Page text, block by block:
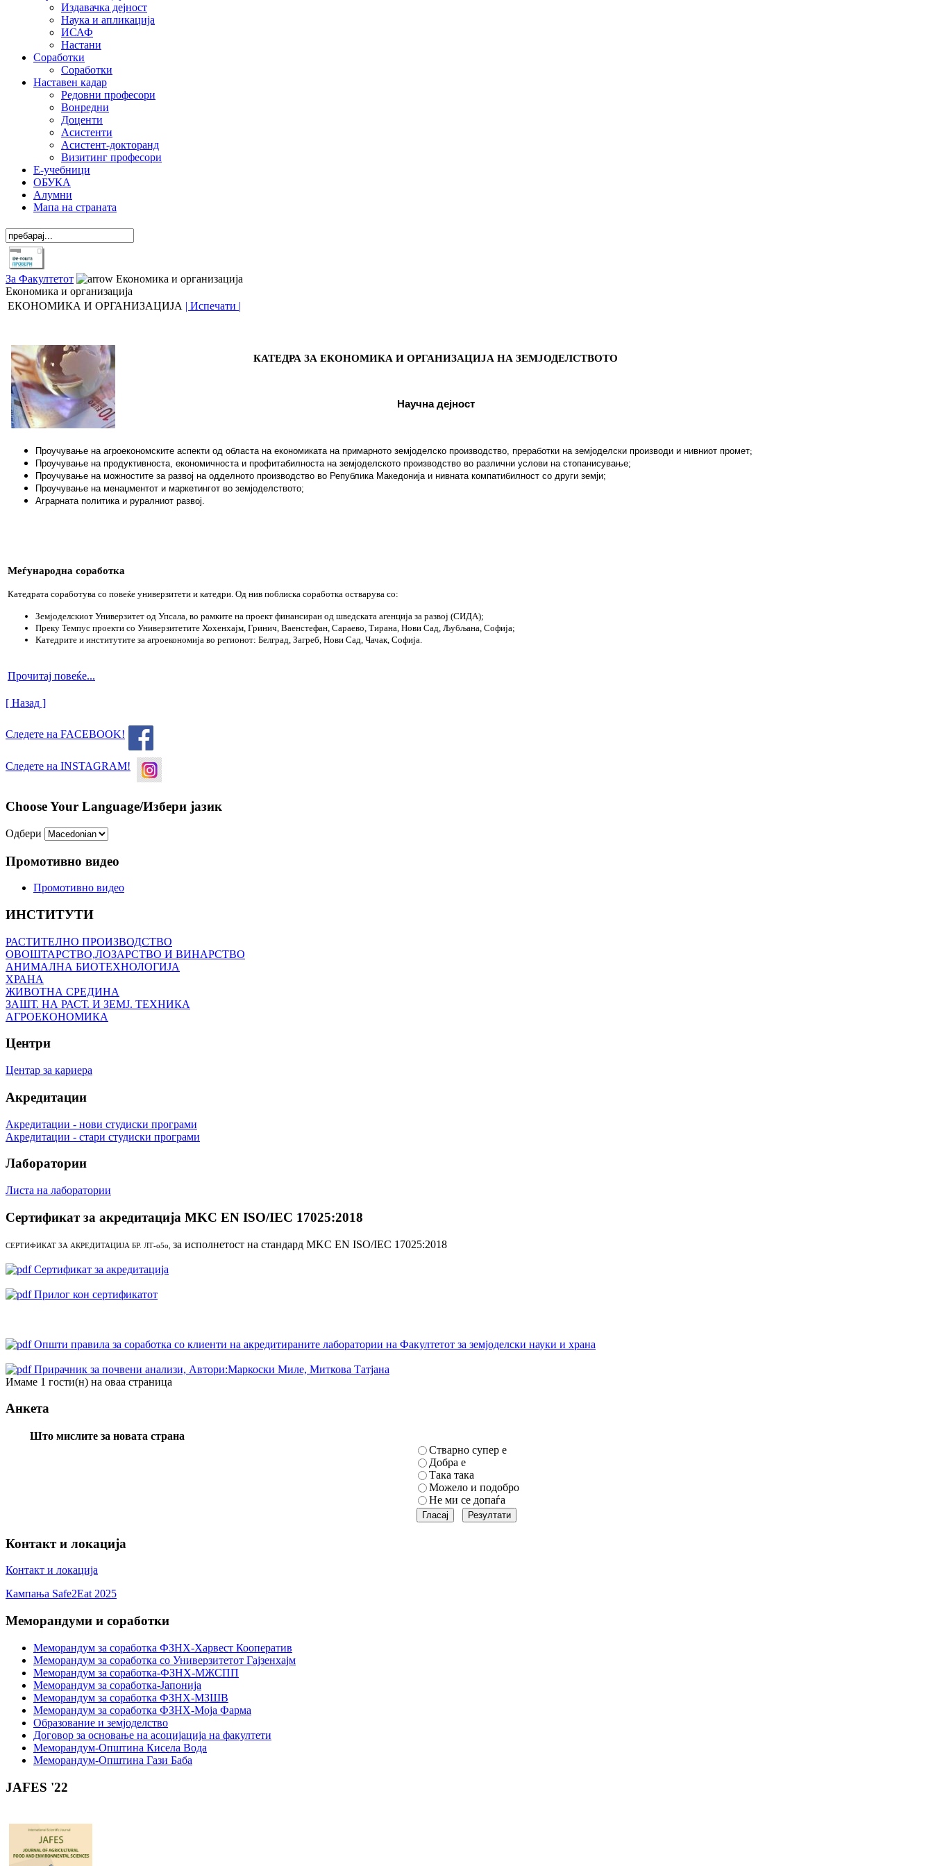
Издавачка дејност
Наука и апликација
ИСАФ
Настани
Соработки
Соработки
Наставен кадар
Редовни професори
Вонредни
Доценти
Асистенти
Асистент-докторанд
Визитинг професори
Е-учебници
ОБУКА
Алумни
Мапа на страната
За Факултетот
Економика и организација
Економика и организација
ЕКОНОМИКА И ОРГАНИЗАЦИЈА | Испечати |
КАТЕДРА ЗА ЕКОНОМИКА И ОРГАНИЗАЦИЈА НА ЗЕМЈОДЕЛСТВОТО
Научна дејност
Проучување на агроекономските аспекти од областа на економиката на примарното земјоделско производство, преработки на земјоделски производи и нивниот промет;
Проучување на продуктивноста, економичноста и профитабилноста на земјоделското производство во различни услови на стопанисување;
Проучување на можностите за развој на одделното производство во Република Македонија и нивната компатибилност со други земји;
Проучување на менаџментот и маркетингот во земјоделството;
Аграрната политика и руралниот развој.
Меѓународна соработка
Катедрата соработува со повеќе универзитети и катедри. Од нив поблиска соработка остварува со:
Земјоделскиот Универзитет од Упсала, во рамките на проект финансиран од шведската агенција за развој (СИДА);
Преку Темпус проекти со Универзитетите Хохенхајм, Гринич, Ваенстефан, Сараево, Тирана, Нови Сад, Љубљана, Софија;
Kатедрите и институтите за агроекономија во регионот: Белград, Загреб, Нови Сад, Чачак, Софија.
Прочитај повеќе...
[ Назад ]
Следете на FACEBOOK!
Следете на INSTAGRAM!
Choose Your Language/Избери јазик
Одбери
Промотивно видео
Промотивно видео
ИНСТИТУТИ
РАСТИТЕЛНО ПРОИЗВОДСТВО
ОВОШТАРСТВО,ЛОЗАРСТВО И ВИНАРСТВО
АНИМАЛНА БИОТЕХНОЛОГИЈА
ХРАНА
ЖИВОТНА СРЕДИНА
ЗАШТ. НА РАСТ. И ЗЕМЈ. ТЕХНИКА
АГРОЕКОНОМИКА
Центри
Центар за кариера
Акредитации
Акредитации - нови студиски програми
Акредитации - стари студиски програми
Лаборатории
Листа на лаборатории
Сертификат за акредитација MKC EN ISO/IEC 17025:2018
СЕРТИФИКАТ ЗА АКРЕДИТАЦИЈА БР. ЛТ-о5о, за исполнетост на стандард MKC EN ISO/IEC 17025:2018
Сертификат за акредитација
Прилог кон сертификатот
Oпшти правила за соработка со клиенти на акредитираните лаборатории на Факултетот за земјоделски науки и храна
Прирачник за почвени анализи, Автори:Маркоски Миле, Миткова Татјана
Имаме 1 гости(н) на оваа страница
Анкета
Што мислите за новата страна
Стварно супер е
Добра е
Така така
Можело и подобро
Не ми се допаѓа
Контакт и локација
Контакт и локација
Кампања Safe2Eat 2025
Меморандуми и соработки
Меморандум за соработка ФЗНХ-Харвест Кооператив
Меморандум за соработка со Универзитетот Гајзенхајм
Меморандум за соработка-ФЗНХ-МЖСПП
Меморандум за соработка-Јапонија
Меморандум за соработка ФЗНХ-МЗШВ
Меморандум за соработка ФЗНХ-Моја Фарма
Образование и земјоделство
Договор за основање на асоцијација на факултети
Меморандум-Општина Кисела Вода
Меморандум-Општина Гази Баба
JAFES '22